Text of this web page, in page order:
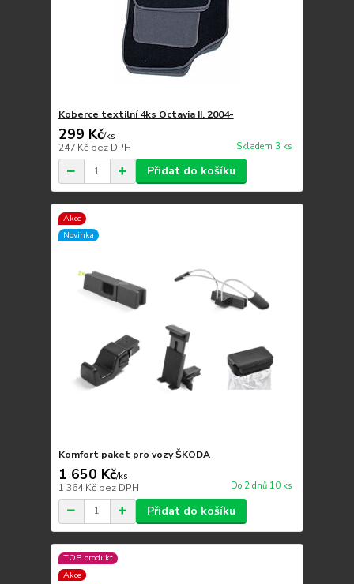
Koberce textilní 4ks Octavia II. 2004-
299 Kč/ks
247 Kč bez DPH Skladem 3 ks
Přidat do košíku
Akce
Novinka
Komfort paket pro vozy ŠKODA
1 650 Kč/ks
1 364 Kč bez DPH Do 2 dnů 10 ks
Přidat do košíku
TOP produkt
Akce